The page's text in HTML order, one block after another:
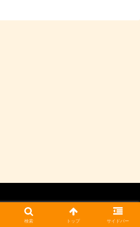
ミョウギノツチ農園.
検索 トップ サイドバー